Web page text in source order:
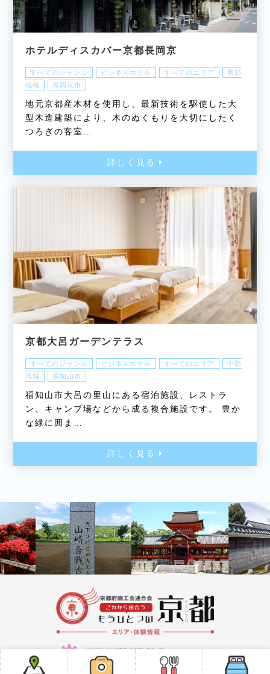
ホテルディスカバー京都長岡京
すべてのジャンル ビジネスホテル すべてのエリア
南部
地域
長岡京市
地元京都産木材を使用し、最新技術を駆使した大
型木造建築により、木のぬくもりを大切にしたく
つろぎの客室…
詳しく見る
京都大呂ガーデンテラス
すべてのジャンル ビジネスホテル すべてのエリア
中部
地域
福知山市
福知山市大呂の里山にある宿泊施設、レストラ
ン、キャンプ場などから成る複合施設です。 豊か
な緑に囲ま…
詳しく見る